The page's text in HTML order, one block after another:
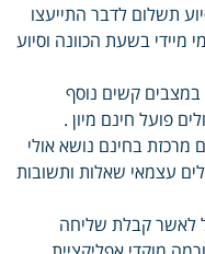
תשלום לדבר התייעצו
מיידי בשעת הכוונה וסיוע
במצבים קשים נוסף
פועל חינם מיון .
מרכזת בחינם נושא אולי
עצמאי שאלות ותשובות
לאשר קבלת שליחה